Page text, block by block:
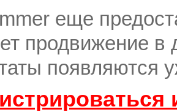
еще
продвижение в
появляются